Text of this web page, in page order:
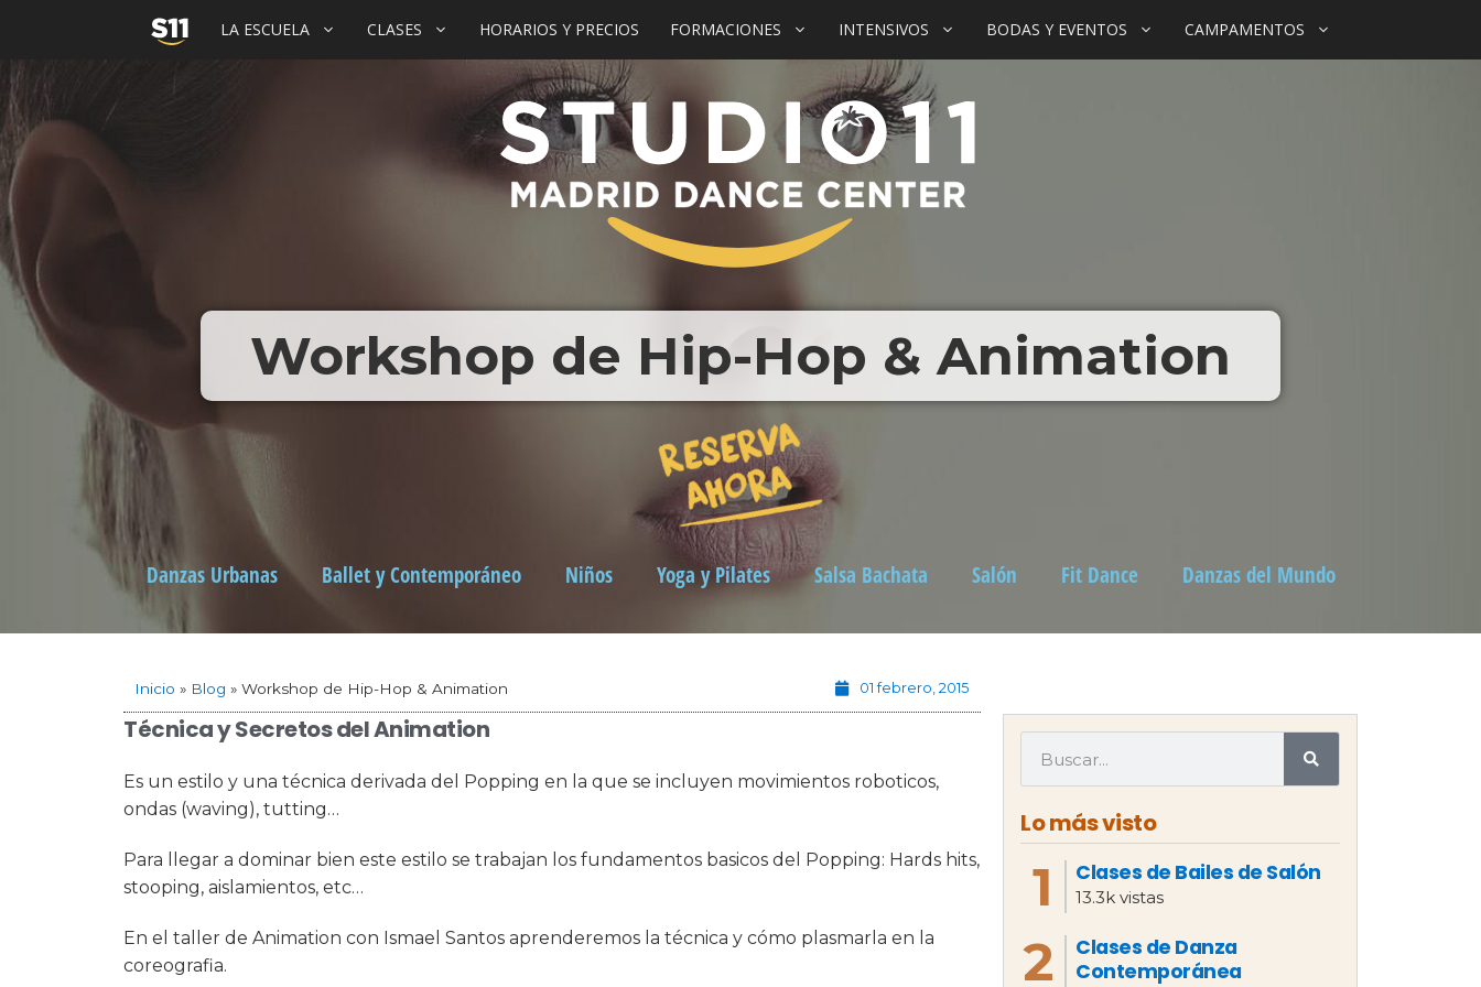
INICIO
BAILE
LA ESCUELA CLASES HORARIOS Y PRECIOS FORMACIONES INTENSIVOS BODAS Y EVENTOS CAMPAMENTOS
Workshop de Hip-Hop & Animation
Danzas Urbanas Ballet y Contemporáneo Niños Yoga y Pilates Salsa Bachata Salón Fit Dance Danzas del Mundo
Inicio » Blog » Workshop de Hip-Hop & Animation 01 febrero, 2015
Técnica y Secretos del Animation
Es un estilo y una técnica derivada del Popping en la que se incluyen movimientos roboticos,
ondas (waving), tutting…
Para llegar a dominar bien este estilo se trabajan los fundamentos basicos del Popping: Hards hits,
stooping, aislamientos, etc…
En el taller de Animation con Ismael Santos aprenderemos la técnica y cómo plasmarla en la
coreografia.
Lo más visto
Clases de Bailes de Salón
13.3k vistas
Clases de Danza
Contemporánea